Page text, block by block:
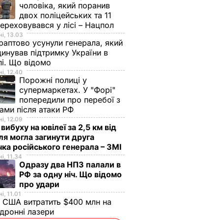
в
"Дімка був наче
чоловіка, який поранив
двох поліцейських та 11
у лісі – Нацпол
13.03
усунули генерала, який
підтримку України в
Що відомо
12.40
Порожні полиці у
супермаркетах. У "Форі"
попередили про перебої з
після атаки РФ
12.09
на ювілеї за 2,5 км від
могла загинути друга
російського генерала – ЗМІ
11.34
Одразу два НПЗ палали в
РФ за одну ніч. Що відомо
про удари
11.01
США витратить $400 млн на
лазери